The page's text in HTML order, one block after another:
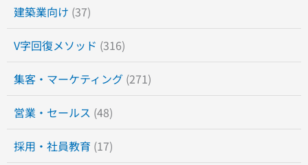
建築業向け (37)
V字回復メソッド (316)
集客・マーケティング (271)
営業・セールス (48)
採用・社員教育 (17)